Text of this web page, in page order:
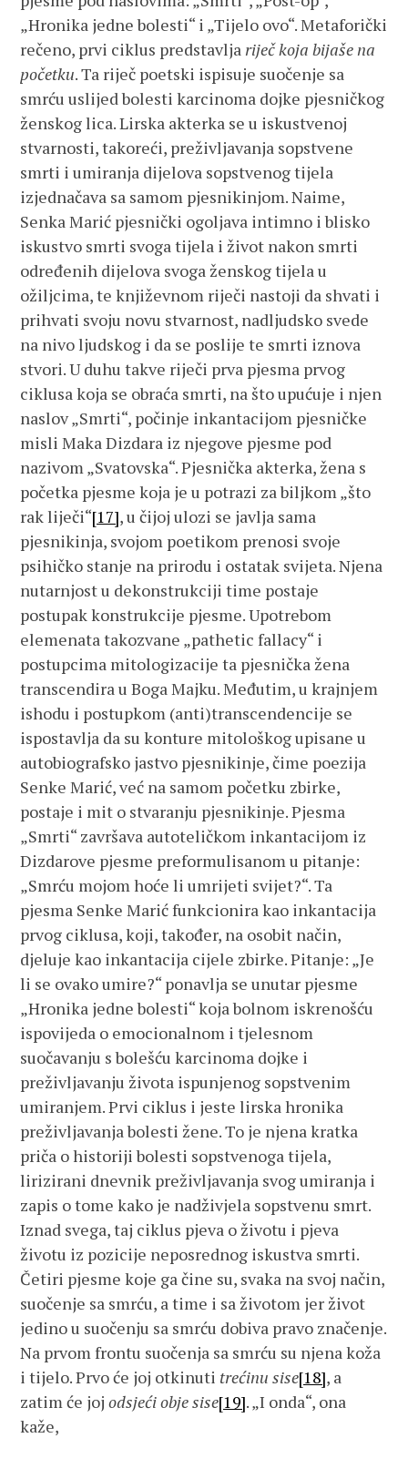
„Hronika jedne bolesti“ i „Tijelo ovo“. Metaforički
rečeno, prvi ciklus predstavlja riječ koja bijaše na
početku. Ta riječ poetski ispisuje suočenje sa
smrću uslijed bolesti karcinoma dojke pjesničkog
ženskog lica. Lirska akterka se u iskustvenoj
stvarnosti, takoreći, preživljavanja sopstvene
smrti i umiranja dijelova sopstvenog tijela
izjednačava sa samom pjesnikinjom. Naime,
Senka Marić pjesnički ogoljava intimno i blisko
iskustvo smrti svoga tijela i život nakon smrti
određenih dijelova svoga ženskog tijela u
ožiljcima, te književnom riječi nastoji da shvati i
prihvati svoju novu stvarnost, nadljudsko svede
na nivo ljudskog i da se poslije te smrti iznova
stvori. U duhu takve riječi prva pjesma prvog
ciklusa koja se obraća smrti, na što upućuje i njen
naslov „Smrti“, počinje inkantacijom pjesničke
misli Maka Dizdara iz njegove pjesme pod
nazivom „Svatovska“. Pjesnička akterka, žena s
početka pjesme koja je u potrazi za biljkom „što
rak liječi“[17], u čijoj ulozi se javlja sama
pjesnikinja, svojom poetikom prenosi svoje
psihičko stanje na prirodu i ostatak svijeta. Njena
nutarnjost u dekonstrukciji time postaje
postupak konstrukcije pjesme. Upotrebom
elemenata takozvane „pathetic fallacy“ i
postupcima mitologizacije ta pjesnička žena
transcendira u Boga Majku. Međutim, u krajnjem
ishodu i postupkom (anti)transcendencije se
ispostavlja da su konture mitološkog upisane u
autobiografsko jastvo pjesnikinje, čime poezija
Senke Marić, već na samom početku zbirke,
postaje i mit o stvaranju pjesnikinje. Pjesma
„Smrti“ završava autoteličkom inkantacijom iz
Dizdarove pjesme preformulisanom u pitanje:
„Smrću mojom hoće li umrijeti svijet?“. Ta
pjesma Senke Marić funkcionira kao inkantacija
prvog ciklusa, koji, također, na osobit način,
djeluje kao inkantacija cijele zbirke. Pitanje: „Je
li se ovako umire?“ ponavlja se unutar pjesme
„Hronika jedne bolesti“ koja bolnom iskrenošću
ispovijeda o emocionalnom i tjelesnom
suočavanju s bolešću karcinoma dojke i
preživljavanju života ispunjenog sopstvenim
umiranjem. Prvi ciklus i jeste lirska hronika
preživljavanja bolesti žene. To je njena kratka
priča o historiji bolesti sopstvenoga tijela,
lirizirani dnevnik preživljavanja svog umiranja i
zapis o tome kako je nadživjela sopstvenu smrt.
Iznad svega, taj ciklus pjeva o životu i pjeva
životu iz pozicije neposrednog iskustva smrti.
Četiri pjesme koje ga čine su, svaka na svoj način,
suočenje sa smrću, a time i sa životom jer život
jedino u suočenju sa smrću dobiva pravo značenje.
Na prvom frontu suočenja sa smrću su njena koža
i tijelo. Prvo će joj otkinuti trećinu sise[18], a
zatim će jojodsjeći obje sise[19]. „I onda“, ona
kaže,